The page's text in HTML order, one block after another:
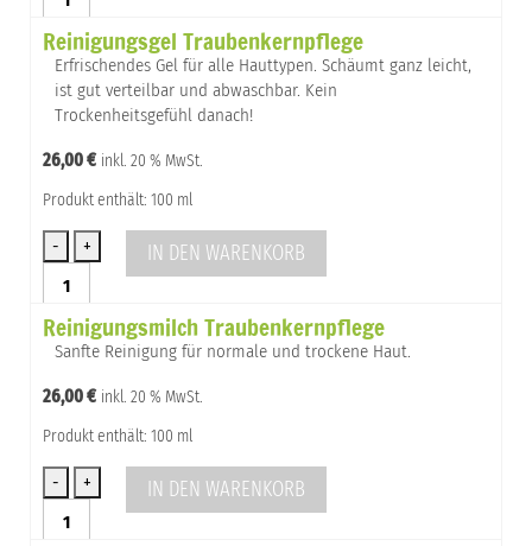
Tonikum
Menge
Reinigungsgel Traubenkernpflege
Erfrischendes Gel für alle Hauttypen. Schäumt ganz leicht,
ist gut verteilbar und abwaschbar. Kein
Trockenheitsgefühl danach!
26,00€ inkl. 20 % MwSt.
Produkt enthält: 100 ml
Reinigungsgel
Traubenkernpflege
Menge
IN DEN WARENKORB
Reinigungsmilch Traubenkernpflege
Sanfte Reinigung für normale und trockene Haut.
26,00€ inkl. 20 % MwSt.
Produkt enthält: 100 ml
Reinigungsmilch
Traubenkernpflege
IN DEN WARENKORB